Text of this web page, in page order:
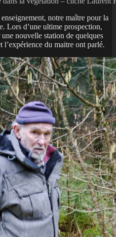
notre maître pour la
Lors d’une ultime prospection,
nouvelle station de quelques
du maitre ont parlé.